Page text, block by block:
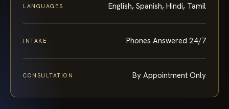
LANGUAGES English, Spanish, Hindi, Tamil
INTAKE Phones Answered 24/7
CONSULTATION By Appointment Only